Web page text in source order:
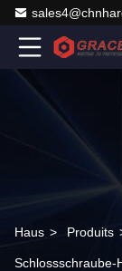
Haus > Produits
Schlossschraube-